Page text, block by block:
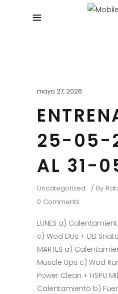
mayo 27, 2026
25-05-
AL 31-
Uncategorized By
0 Comments
LUNES a)
c) Wod DUs + DB
MARTES a)
Muscle Ups c) Wod
Power Clean + HSPU
Calentamiento b)